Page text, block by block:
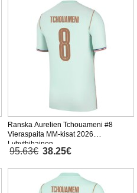
Ranska Aurelien Tchouameni #8
Vieraspaita MM-kisat 2026
Lyhythihainen
95.63€ 38.25€